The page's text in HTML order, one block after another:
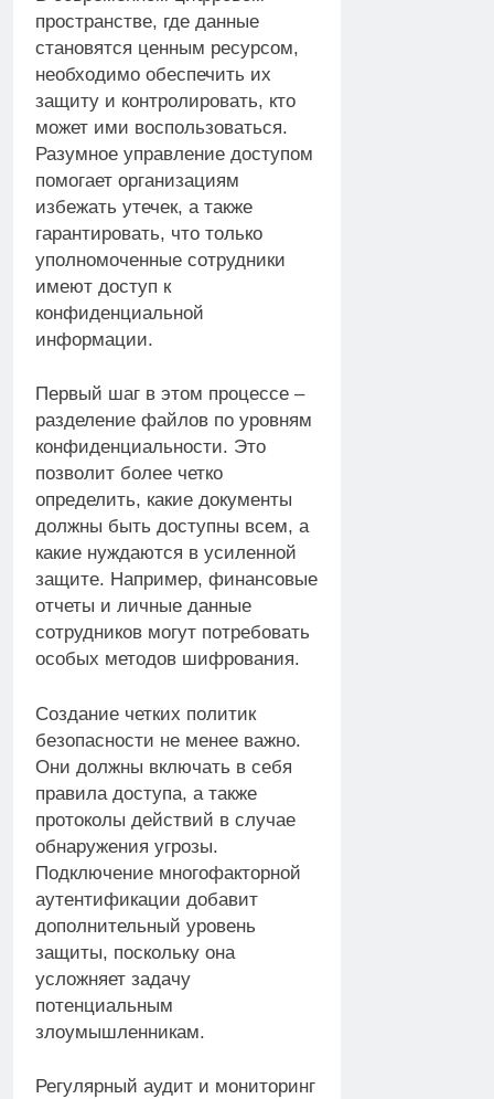
пространстве, где данные
становятся ценным ресурсом,
необходимо обеспечить их
защиту и контролировать, кто
может ими воспользоваться.
Разумное управление доступом
помогает организациям
избежать утечек, а также
гарантировать, что только
уполномоченные сотрудники
имеют доступ к
конфиденциальной
информации.
Первый шаг в этом процессе –
разделение файлов по уровням
конфиденциальности. Это
позволит более четко
определить, какие документы
должны быть доступны всем, а
какие нуждаются в усиленной
защите. Например, финансовые
отчеты и личные данные
сотрудников могут потребовать
особых методов шифрования.
Создание четких политик
безопасности не менее важно.
Они должны включать в себя
правила доступа, а также
протоколы действий в случае
обнаружения угрозы.
Подключение многофакторной
аутентификации добавит
дополнительный уровень
защиты, поскольку она
усложняет задачу
потенциальным
злоумышленникам.
Регулярный аудит и мониторинг